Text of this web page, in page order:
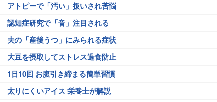
アトピーで「汚い」扱いされ苦悩
認知症研究で「音」注目される
夫の「産後うつ」にみられる症状
大豆を摂取してストレス過食防止
1日10回 お腹引き締まる簡単習慣
太りにくいアイス 栄養士が解説